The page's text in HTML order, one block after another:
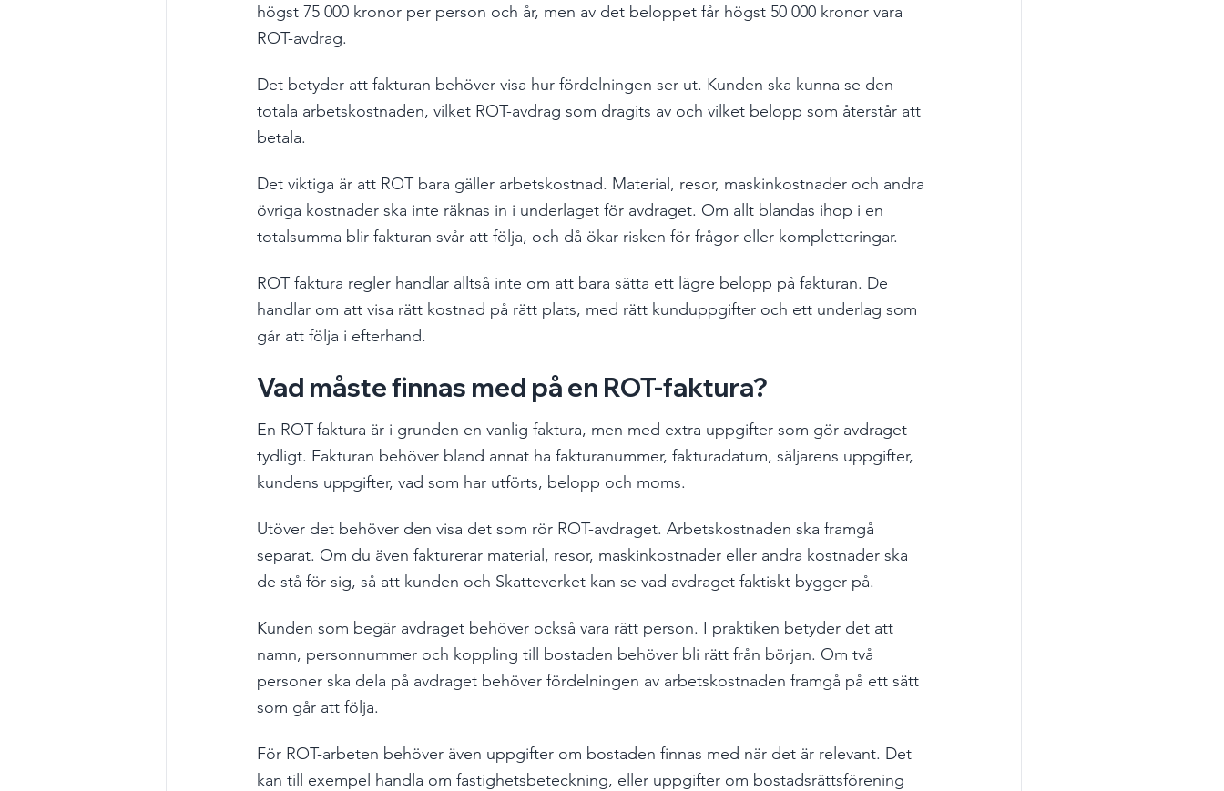
högst 75 000 kronor per person och år, men av det beloppet får högst 50 000 kronor vara
ROT-avdrag.
Det betyder att fakturan behöver visa hur fördelningen ser ut. Kunden ska kunna se den
totala arbetskostnaden, vilket ROT-avdrag som dragits av och vilket belopp som återstår att
betala.
Det viktiga är att ROT bara gäller arbetskostnad. Material, resor, maskinkostnader och andra
övriga kostnader ska inte räknas in i underlaget för avdraget. Om allt blandas ihop i en
totalsumma blir fakturan svår att följa, och då ökar risken för frågor eller kompletteringar.
ROT faktura regler handlar alltså inte om att bara sätta ett lägre belopp på fakturan. De
handlar om att visa rätt kostnad på rätt plats, med rätt kunduppgifter och ett underlag som
går att följa i efterhand.
Vad måste finnas med på en ROT-faktura?
En ROT-faktura är i grunden en vanlig faktura, men med extra uppgifter som gör avdraget
tydligt. Fakturan behöver bland annat ha fakturanummer, fakturadatum, säljarens uppgifter,
kundens uppgifter, vad som har utförts, belopp och moms.
Utöver det behöver den visa det som rör ROT-avdraget. Arbetskostnaden ska framgå
separat. Om du även fakturerar material, resor, maskinkostnader eller andra kostnader ska
de stå för sig, så att kunden och Skatteverket kan se vad avdraget faktiskt bygger på.
Kunden som begär avdraget behöver också vara rätt person. I praktiken betyder det att
namn, personnummer och koppling till bostaden behöver bli rätt från början. Om två
personer ska dela på avdraget behöver fördelningen av arbetskostnaden framgå på ett sätt
som går att följa.
För ROT-arbeten behöver även uppgifter om bostaden finnas med när det är relevant. Det
kan till exempel handla om fastighetsbeteckning, eller uppgifter om bostadsrättsförening